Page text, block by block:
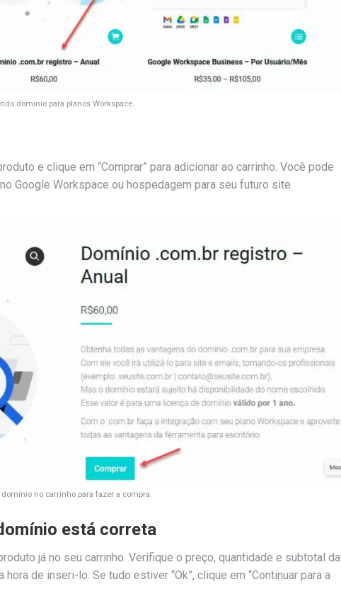
domínio para planos Workspace.
e clique em “Comprar” para adicionar ao carrinho. Você pode
Google Workspace ou hospedagem para seu futuro site
no carrinho para fazer a compra.
está correta
já no seu carrinho. Verifique o preço, quantidade e subtotal da
de inseri-lo. Se tudo estiver “Ok”, clique em “Continuar para a